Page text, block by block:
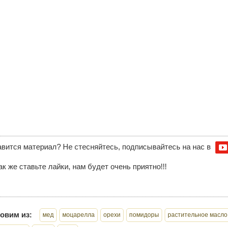
материал? Не стесняйтесь, подписывайтесь на нас в
же ставьте лайки, нам будет очень приятно!!!
из: мед моцарелла орехи помидоры растительное масло